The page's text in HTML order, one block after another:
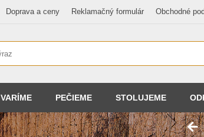
Doprava a ceny Reklamačný formulár Obchodné
VARÍME PEČIEME STOLUJEME